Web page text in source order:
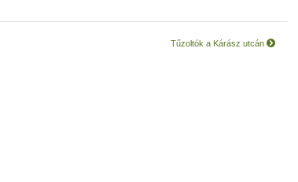
Tűzoltók a Kárász utcán